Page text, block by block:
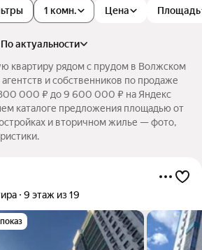
1 комн. Цена Площадь
по актуальности
квартиру рядом с прудом в Волжском
и собственников по продаже
300 000 ₽ до 9 600 000 ₽ на Яндекс
каталоге предложения площадью от
и вторичном жилье — фото,
9 этаж из 19